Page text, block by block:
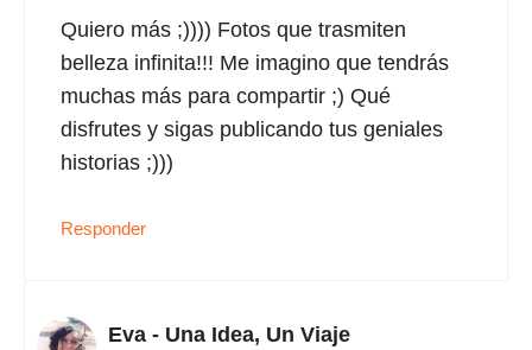
Quiero más ;)))) Fotos que trasmiten
belleza infinita!!! Me imagino que tendrás
muchas más para compartir ;) Qué
disfrutes y sigas publicando tus geniales
historias ;)))
Responder
Eva - Una Idea, Un Viaje